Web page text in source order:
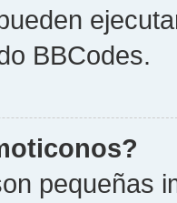
BBCodes.
pequeñas